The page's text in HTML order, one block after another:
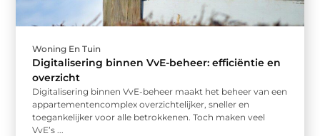
Woning En Tuin
Digitalisering binnen VvE-beheer: efficiëntie en
overzicht
Digitalisering binnen VvE-beheer maakt het beheer van een
appartementencomplex overzichtelijker, sneller en
toegankelijker voor alle betrokkenen. Toch maken veel
VvE’s ...